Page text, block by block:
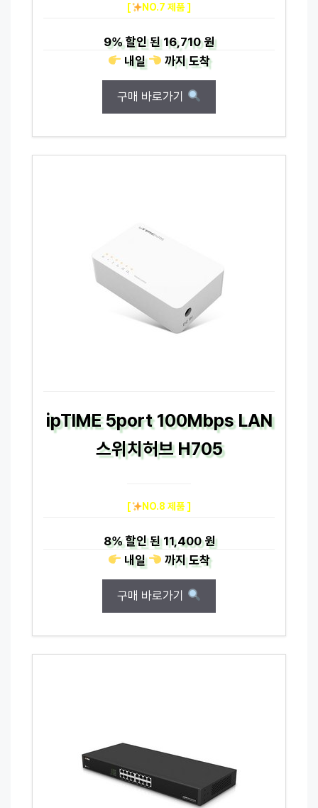
[ NO.7 제품 ]
9%할인 된16,710 원
내일
까지도착
구매 바로가기
ipTIME 5port 100Mbps LAN
스위치허브 H705
[ NO.8 제품 ]
8%할인 된11,400 원
내일
까지도착
구매 바로가기